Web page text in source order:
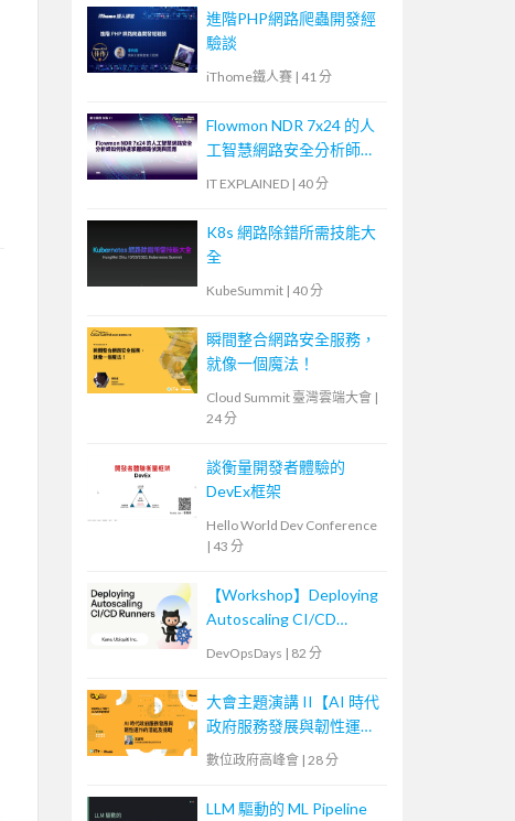
進階PHP網路爬蟲開發經
驗談
iThome鐵人賽 | 41 分
Flowmon NDR 7x24 的人
工智慧網路安全分析師如
何快速掌握網路偵測與回
IT EXPLAINED | 40 分
K8s 網路除錯所需技能大
全
KubeSummit | 40 分
瞬間整合網路安全服務，
就像一個魔法！
Cloud Summit 臺灣雲端大會 |
24 分
談衡量開發者體驗的
DevEx框架
Hello World Dev Conference
| 43 分
【Workshop】Deploying
Autoscaling CI/CD
DevOpsDays | 82 分
大會主題演講 II【AI 時代
政府服務發展與韌性運作
的潛能及挑戰】
數位政府高峰會 | 28 分
LLM 驅動的 ML Pipeline